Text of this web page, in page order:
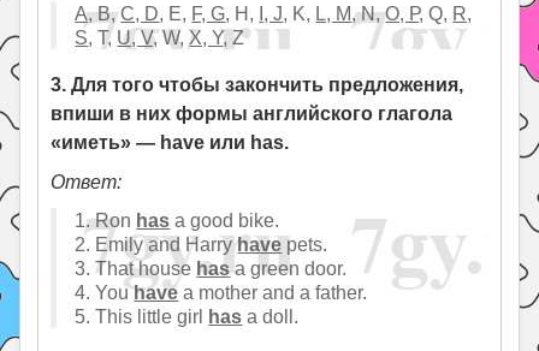
А,B,C, D, E, F, G, H, I, J, K, L, М, N,O, Р, Q, R,
S, T, U, V,W,X, Y, Z
3. Для того чтобы закончить предложения,
впиши в них формы английского глагола
«иметь» — have или has.
Ответ:
1. Ron has a good bike.
2. Emily and Harryhave pets.
3. That house hasa green door.
4. Youhave a mother and a father.
5. This little girl has a doll.